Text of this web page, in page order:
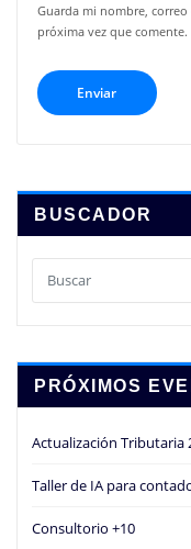
Guarda mi nombre,
próxima vez que comente.
BUSCADOR
PRÓXIMOS
Actualización Tributaria
Taller de IA para
Consultorio +10